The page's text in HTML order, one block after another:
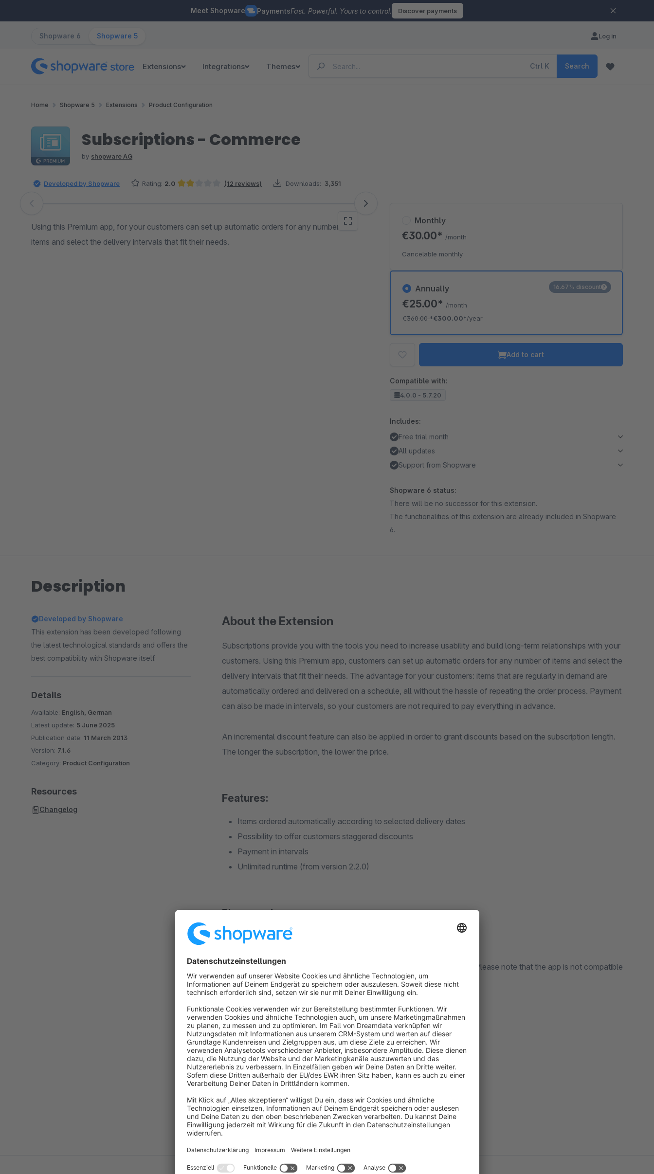
Meet Shopware PaymentsFast. Powerful. Yours to control. Discover payments
Shopware 6 Shopware 5 Log in
Extensions Integrations Themes Ctrl K Search
Home Shopware 5 Extensions Product Configuration
Subscriptions - Commerce
by shopware AG
Developed by Shopware Rating: 2.0 (12 reviews) Downloads: 3,351
Skip image gallery
Using this Premium app, for your customers can set up automatic orders for any number of
items and select the delivery intervals that fit their needs.
Annually
€25.00* /month
€360.00*€300.00*/year
16.67% discount
Monthly
€30.00* /month
Cancelable monthly
Add to cart
Compatible with:
4.0.0 - 5.7.20
Includes:
Free trial month
All updates
Support from Shopware
Shopware 6 status:
There will be no successor for this extension.
The functionalities of this extension are already included in Shopware
6.
Description
About the Extension
Subscriptions provide you with the tools you need to increase usability and build long-term relationships with your
customers. Using this Premium app, customers can set up automatic orders for any number of items and select the
delivery intervals that fit their needs. The advantage for your customers: items that are regularly in demand are
automatically ordered and delivered on a schedule, all without the hassle of repeating the order process. Payment
can also be made in intervals, so your customers are not required to pay everything in advance.
An incremental discount feature can also be applied in order to grant discounts based on the subscription length.
The longer the subscription, the lower the price.
Features:
Items ordered automatically according to selected delivery dates
Possibility to offer customers staggered discounts
Payment in intervals
Unlimited runtime (from version 2.2.0)
Please note:
This app is only with Shopware 5 compatible.
For recurring PayPal payments the use of PayPal Express is necessary. Please note that the app is not compatible
with PayPal Unified.
Showcases
Following customers use the appSubscription:
Organic Workout- Bio Health
Rausch- Chocolates
Miss Lashes- Cosmetics
Developed by Shopware
This extension has been developed following
the latest technological standards and offers the
best compatibility with Shopware itself.
Details
Available: English, German
Latest update: 5 June 2025
Publication date: 11 March 2013
Version: 7.1.6
Category: Product Configuration
Resources
Changelog